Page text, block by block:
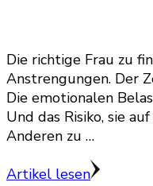
Die richtige Frau zu
Anstrengungen. Der
Die emotionalen
Und das Risiko, sie
Anderen zu …
Artikel lesen